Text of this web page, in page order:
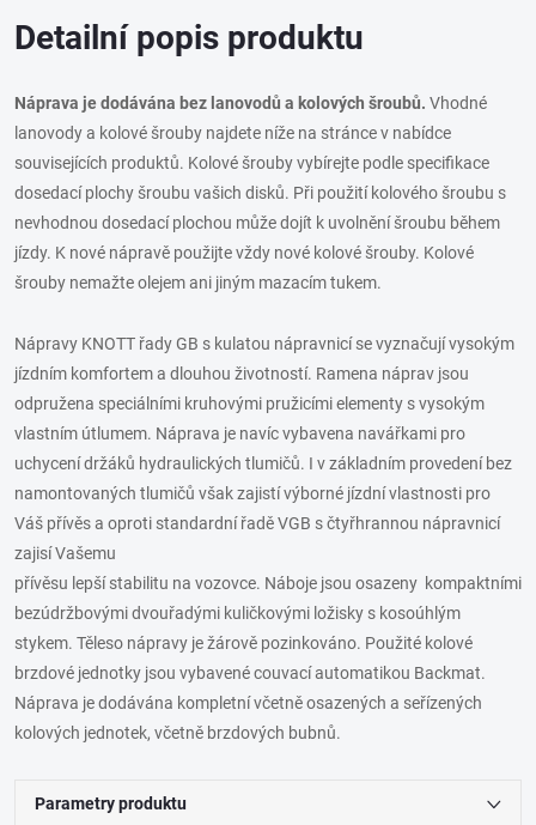
Detailní popis produktu
Náprava je dodávána bez lanovodů a kolových šroubů. Vhodné
lanovody a kolové šrouby najdete níže na stránce v nabídce
souvisejících produktů. Kolové šrouby vybírejte podle specifikace
dosedací plochy šroubu vašich disků. Při použití kolového šroubu s
nevhodnou dosedací plochou může dojít k uvolnění šroubu během
jízdy. K nové nápravě použijte vždy nové kolové šrouby. Kolové
šrouby nemažte olejem ani jiným mazacím tukem.
Nápravy KNOTT řady GB s kulatou nápravnicí se vyznačují vysokým
jízdním komfortem a dlouhou životností. Ramena náprav jsou
odpružena speciálními kruhovými pružicími elementy s vysokým
vlastním útlumem. Náprava je navíc vybavena navářkami pro
uchycení držáků hydraulických tlumičů. I v základním provedení bez
namontovaných tlumičů však zajistí výborné jízdní vlastnosti pro
Váš přívěs a oproti standardní řadě VGB s čtyřhrannou nápravnicí
zajisí Vašemu
přívěsu lepší stabilitu na vozovce. Náboje jsou osazeny kompaktními
bezúdržbovými dvouřadými kuličkovými ložisky s kosoúhlým
stykem. Těleso nápravy je žárově pozinkováno. Použité kolové
brzdové jednotky jsou vybavené couvací automatikou Backmat.
Náprava je dodávána kompletní včetně osazených a seřízených
kolových jednotek, včetně brzdových bubnů.
Parametry produktu